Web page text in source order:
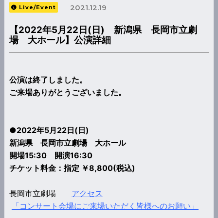
Live/Event 2021.12.19
【2022年5月22日(日) 新潟県 長岡市立劇
場 大ホール】公演詳細
公演は終了しました。
ご来場ありがとうございました。
●2022年5月22日(日)
新潟県 長岡市立劇場 大ホール
開場15:30 開演16:30
チケット料金：指定 ￥8,800(税込)
長岡市立劇場 アクセス
「コンサート会場にご来場いただく皆様へのお願い」